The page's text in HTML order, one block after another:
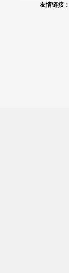
友情链接：